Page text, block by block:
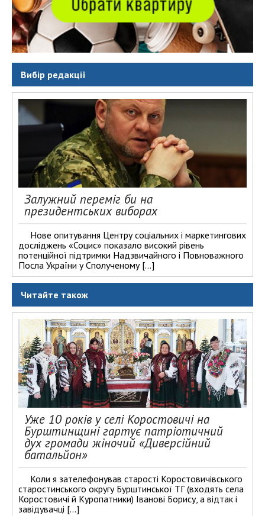
Вибір редакції
Залужний переміг би на
президентських виборах
Нове опитування Центру соціальних і маркетингових
досліджень «Социс» показало високий рівень
потенційної підтримки Надзвичайного і Повноважного
Посла України у Сполученому […]
Читайте також
Уже 10 років у селі Коростовичі на
Бурштинщині гартує патріотичний
дух громади жіночий «Диверсійний
батальйон»
Коли я зателефонував старості Коростовичівського
старостинського округу Бурштинської ТГ (входять села
Коростовичі й Куропатники) Іванові Борису, а відтак і
завідувачці […]